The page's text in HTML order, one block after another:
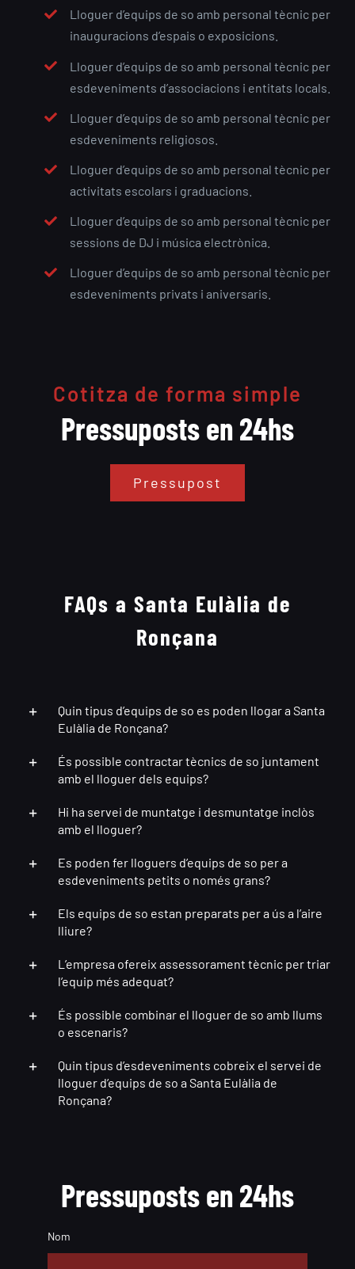
Lloguer d’equips de so amb personal tècnic per
inauguracions d’espais o exposicions.
Lloguer d’equips de so amb personal tècnic per
esdeveniments d’associacions i entitats locals.
Lloguer d’equips de so amb personal tècnic per
esdeveniments religiosos.
Lloguer d’equips de so amb personal tècnic per
activitats escolars i graduacions.
Lloguer d’equips de so amb personal tècnic per
sessions de DJ i música electrònica.
Lloguer d’equips de so amb personal tècnic per
esdeveniments privats i aniversaris.
Cotitza de forma simple
Pressuposts en 24hs
Pressupost
FAQs a Santa Eulàlia de
Ronçana
Quin tipus d’equips de so es poden llogar a Santa
Eulàlia de Ronçana?
És possible contractar tècnics de so juntament
amb el lloguer dels equips?
Hi ha servei de muntatge i desmuntatge inclòs
amb el lloguer?
Es poden fer lloguers d’equips de so per a
esdeveniments petits o només grans?
Els equips de so estan preparats per a ús a l’aire
lliure?
L’empresa ofereix assessorament tècnic per triar
l’equip més adequat?
És possible combinar el lloguer de so amb llums
o escenaris?
Quin tipus d’esdeveniments cobreix el servei de
lloguer d’equips de so a Santa Eulàlia de
Ronçana?
Pressuposts en 24hs
Nom